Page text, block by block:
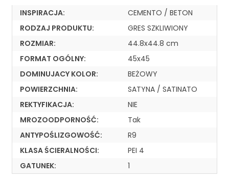
INSPIRACJA:
CEMENTO / BETON
RODZAJ PRODUKTU:
GRES SZKLIWIONY
ROZMIAR:
44.8x44.8 cm
FORMAT OGÓLNY:
45x45
DOMINUJACY KOLOR:
BEŻOWY
POWIERZCHNIA:
SATYNA / SATINATO
REKTYFIKACJA:
NIE
MROZOODPORNOŚĆ:
Tak
ANTYPOŚLIZGOWOŚĆ:
R9
KLASA ŚCIERALNOŚCI:
PEI 4
GATUNEK:
1